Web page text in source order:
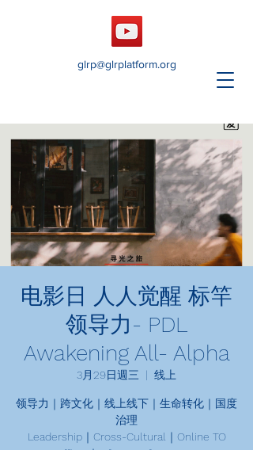
glrp@glrplatform.org
电影日 人人觉醒 标竿
领导力- PDL
Awakening All- Alpha
3月29日週三
  |
线上
领导力｜跨文化｜线上线下｜生命转化｜国度
治理
Leadership｜Cross-Cultural｜Online TO